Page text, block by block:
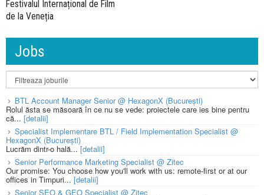
Festivalul Internațional de Film
de la Veneția
Jobs
BTL Account Manager Senior @ HexagonX (București)
Rolul ăsta se măsoară în ce nu se vede: proiectele care ies bine pentru
că... [detalii]
Specialist Implementare BTL / Field Implementation Specialist @
HexagonX (București)
Lucrăm dintr-o hală...[detalii]
Senior Performance Marketing Specialist @ Zitec
Our promise: You choose how you'll work with us: remote-first or at our
offices in Timpuri... [detalii]
Senior SEO & GEO Specialist @ Zitec